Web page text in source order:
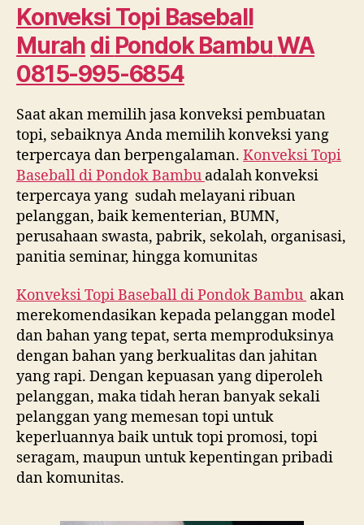
di
Pondok
Bambu
6854
Konveksi Topi Baseball
Murah di Pondok BambuWA
0815-995-6854
Saat akan memilih jasa konveksi pembuatan
topi, sebaiknya Anda memilih konveksi yang
terpercaya dan berpengalaman. Konveksi Topi
Baseball diPondok Bambu adalah konveksi
terpercaya yang sudah melayani ribuan
pelanggan, baik kementerian, BUMN,
perusahaan swasta, pabrik, sekolah, organisasi,
panitia seminar, hingga komunitas
Konveksi Topi Baseball diPondok Bambu akan
merekomendasikan kepada pelanggan model
dan bahan yang tepat, serta memproduksinya
dengan bahan yang berkualitas dan jahitan
yang rapi. Dengan kepuasan yang diperoleh
pelanggan, maka tidah heran banyak sekali
pelanggan yang memesan topi untuk
keperluannya baik untuk topi promosi, topi
seragam, maupun untuk kepentingan pribadi
dan komunitas.